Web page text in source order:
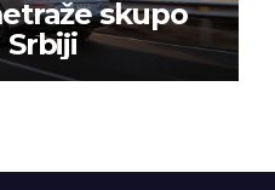
skupo
Srbiji